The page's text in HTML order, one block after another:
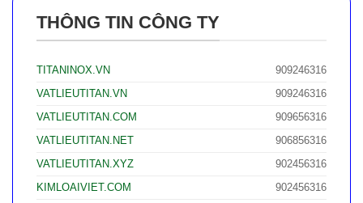
THÔNG TIN CÔNG TY
TITANINOX.VN
909246316
VATLIEUTITAN.VN
909246316
VATLIEUTITAN.COM
909656316
VATLIEUTITAN.NET
906856316
VATLIEUTITAN.XYZ
902456316
KIMLOAIVIET.COM
902456316